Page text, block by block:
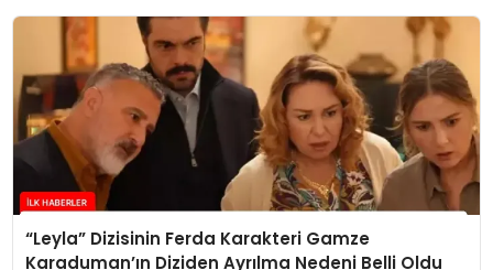
“Leyla” Dizisinin Ferda Karakteri Gamze
Karaduman’ın Diziden Ayrılma Nedeni Belli Oldu